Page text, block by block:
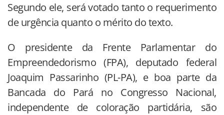
Segundo ele, será votado tanto o requerimento
de urgência quanto o mérito do texto.
O presidente da Frente Parlamentar do
Empreendedorismo (FPA), deputado federal
Joaquim Passarinho (PL-PA), e boa parte da
Bancada do Pará no Congresso Nacional,
independente de coloração partidária, são